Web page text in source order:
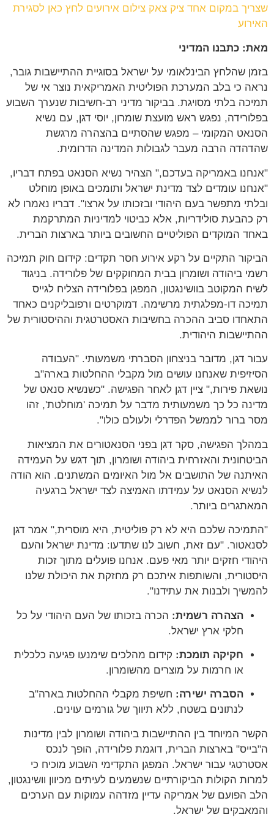
שצריך במקום אחד ציק צאק צילום אירועים לחץ כאן לסגירת
האירוע
מאת: כתבנו המדיני
בזמן שהלחץ הבינלאומי על ישראל בסוגיית ההתיישבות גובר,
נראה כי בלב המערכת הפוליטית האמריקאית נוצר אי של
תמיכה בלתי מסויגת. בביקור מדיני רב-חשיבות שנערך השבוע
בפלורידה, נפגש ראש מועצת שומרון, יוסי דגן, עם נשיא
הסנאט המקומי – מפגש שהסתיים בהצהרה מרגשת
שהדהדה הרבה מעבר לגבולות המדינה הדרומית.
"אנחנו באמריקה בעדכם," הצהיר נשיא הסנאט בפתח דבריו,
"אנחנו עומדים לצד מדינת ישראל ותומכים באופן מוחלט
ובלתי מתפשר בעם היהודי ובזכותו על ארצו". דבריו נאמרו לא
רק כהבעת סולידריות, אלא כביטוי למדיניות המתרקמת
באחד המוקדים הפוליטיים החשובים ביותר בארצות הברית.
הביקור התקיים על רקע אירוע חסר תקדים: קידום חוק תמיכה
רשמי ביהודה ושומרון בבית המחוקקים של פלורידה. בניגוד
לשיח המקוטב בוושינגטון, המפגן בפלורידה הצליח לגייס
תמיכה דו-מפלגתית מרשימה. דמוקרטים ורפובליקנים כאחד
התאחדו סביב ההכרה בחשיבות האסטרטגית וההיסטורית של
ההתיישבות היהודית.
עבור דגן, מדובר בניצחון הסברתי משמעותי. "העבודה
הסיזיפית שאנחנו עושים מול מקבלי ההחלטות בארה"ב
נושאת פירות," ציין דגן לאחר הפגישה. "כשנשיא סנאט של
מדינה כל כך משמעותית מדבר על תמיכה 'מוחלטת', זהו
מסר ברור לממשל הפדרלי ולעולם כולו".
במהלך הפגישה, סקר דגן בפני הסנאטורים את המציאות
הביטחונית והאזרחית ביהודה ושומרון, תוך דגש על העמידה
האיתנה של התושבים אל מול האיומים המשתנים. הוא הודה
לנשיא הסנאט על עמידתו האמיצה לצד ישראל ברגעיה
המאתגרים ביותר.
"התמיכה שלכם היא לא רק פוליטית, היא מוסרית," אמר דגן
לסנאטור. "עם זאת, חשוב לנו שתדעו: מדינת ישראל והעם
היהודי חזקים יותר מאי פעם. אנחנו פועלים מתוך זכות
היסטורית, והשותפות איתכם רק מחזקת את היכולת שלנו
להמשיך ולבנות את עתידנו".
הצהרה רשמית: הכרה בזכותו של העם היהודי על כל
חלקי ארץ ישראל.
חקיקה תומכת: קידום מהלכים שימנעו פגיעה כלכלית
או חרמות על מוצרים מהשומרון.
הסברה ישירה: חשיפת מקבלי ההחלטות בארה"ב
לנתונים בשטח, ללא תיווך של גורמים עוינים.
הקשר המיוחד בין ההתיישבות ביהודה ושומרון לבין מדינות
ה"בייס" בארצות הברית, דוגמת פלורידה, הופך לנכס
אסטרטגי עבור ישראל. המפגן התקדימי השבוע מוכיח כי
למרות הקולות הביקורתיים שנשמעים לעיתים מכיוון וושינגטון,
הלב הפועם של אמריקה עדיין מזדהה עמוקות עם הערכים
והמאבקים של ישראל.